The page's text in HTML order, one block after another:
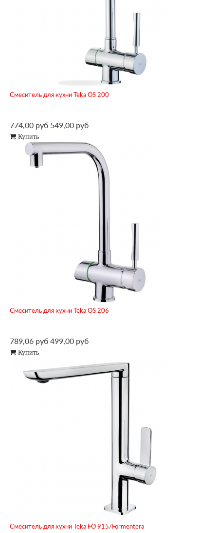
Смеситель для кухни Teka OS 200
774,00 руб 549,00 руб
Купить
Смеситель для кухни Teka OS 206
789,06 руб 499,00 руб
Купить
Смеситель для кухни Teka FO 915/Formentera